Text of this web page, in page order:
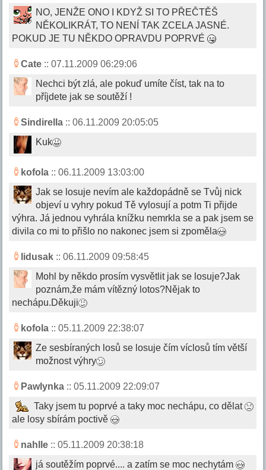
NO, JENŽE ONO I KDYŽ SI TO PŘEČTĚŠ
NĚKOLIKRÁT, TO NENÍ TAK ZCELA JASNÉ.
POKUD JE TU NĚKDO OPRAVDU POPRVÉ
Cate :: 07.11.2009 06:29:06
Nechci být zlá, ale pokuď umíte číst, tak na to
příjdete jak se soutěží !
Sindirella :: 06.11.2009 20:05:05
Kuk
kofola :: 06.11.2009 13:03:00
Jak se losuje nevím ale každopádně se Tvůj nick
objeví u vyhry pokud Tě vylosují a potm Ti přijde
výhra. Já jednou vyhrála knížku nemrkla se a pak jsem se
divila co mi to přišlo no nakonec jsem si zpoměla
lidusak :: 06.11.2009 09:58:45
Mohl by někdo prosím vysvětlit jak se losuje?Jak
poznám,že mám vítězný lotos?Nějak to
nechápu.Děkuji
kofola :: 05.11.2009 22:38:07
Ze sesbíraných losů se losuje čím víclosů tím větší
možnost výhry
Pawlynka :: 05.11.2009 22:09:07
Taky jsem tu poprvé a taky moc nechápu, co dělat
ale losy sbírám poctivě
nahlle :: 05.11.2009 20:38:18
já soutěžím poprvé.... a zatím se moc nechytám